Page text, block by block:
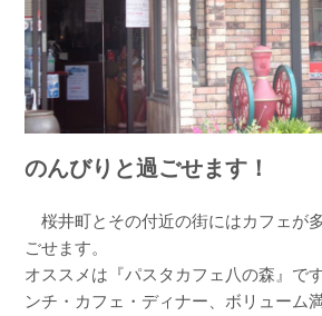
のんびりと過ごせます！
桜井町とその付近の街にはカフェが
ごせます。
オススメは『パスタカフェ八の森』で
ンチ・カフェ・ディナー、ボリューム